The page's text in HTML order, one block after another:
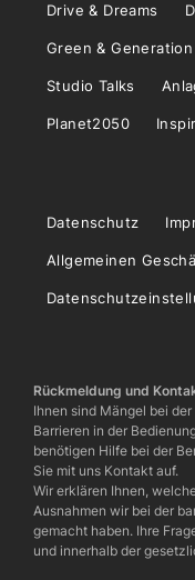
Drive & Dreams
Green & Generation
Studio Talks
Planet2050
Datenschutz
Allgemeinen
Rückmeldung und
Ihnen sind Mängel bei
Barrieren in der
benötigen Hilfe bei der
Sie mit uns Kontakt auf.
Wir erklären Ihnen,
Ausnahmen wir bei der
gemacht haben. Ihre
und innerhalb der